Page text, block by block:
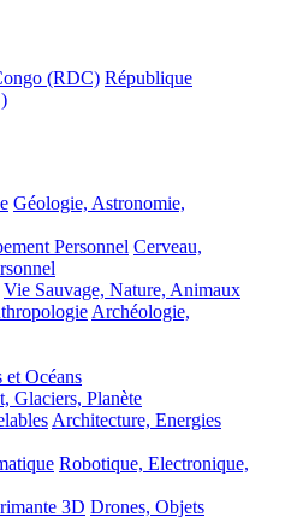
(RDC) République
Géologie, Astronomie,
Personnel Cerveau,
Vie Sauvage, Nature, Animaux
Archéologie,
et Océans
Glaciers, Planète
Architecture, Energies
Robotique, Electronique,
3D Drones, Objets